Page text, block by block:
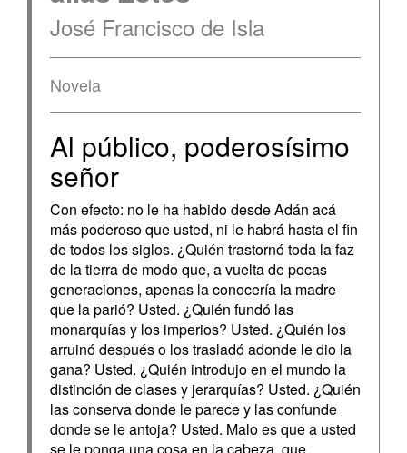
José Francisco de Isla
Novela
Al público, poderosísimo
señor
Con efecto: no le ha habido desde Adán acá
más poderoso que usted, ni le habrá hasta el fin
de todos los siglos. ¿Quién trastornó toda la faz
de la tierra de modo que, a vuelta de pocas
generaciones, apenas la conocería la madre
que la parió? Usted. ¿Quién fundó las
monarquías y los imperios? Usted. ¿Quién los
arruinó después o los trasladó adonde le dio la
gana? Usted. ¿Quién introdujo en el mundo la
distinción de clases y jerarquías? Usted. ¿Quién
las conserva donde le parece y las confunde
donde se le antoja? Usted. Malo es que a usted
se le ponga una cosa en la cabeza, que